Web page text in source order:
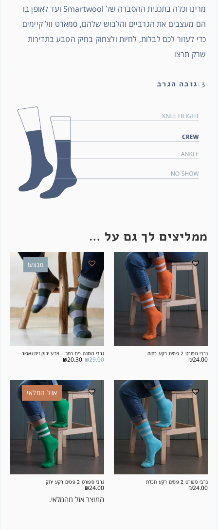
מרינו וכלה בתכנית ההסברה של Smartwool ועד לאופן בו
הם מעצבים את הגרביים והלבוש שלהם, סמארט וול קיימים
כדי לעזור לכם לבלות, לחיות ולצחוק בחיק הטבע בתדירות
שרק תרצו
3. גובה הגרב
ממליצים לך גם על …
גרבי ספורט 2 פסים רקע כתום
₪24.00
מבצע!
גרבי כותנה פס רחב – צבע ירוק זית ואפור
₪29.00
₪20.30
גרבי ספורט 2 פסים רקע תכלת
₪24.00
אזל המלאי
גרבי ספורט 2 פסים רקע ירוק
₪24.00
המוצר אזל מהמלאי.